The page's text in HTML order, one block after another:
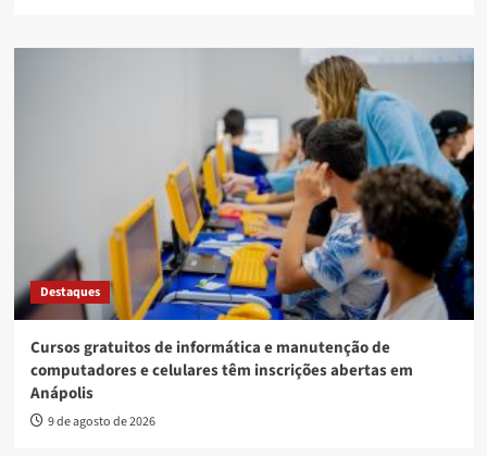
Destaques
Cursos gratuitos de informática e manutenção de
computadores e celulares têm inscrições abertas em
Anápolis
9 de agosto de 2026